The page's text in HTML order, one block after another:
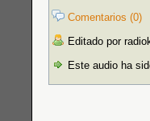
Comentarios (0)
Editado por
Este audio ha